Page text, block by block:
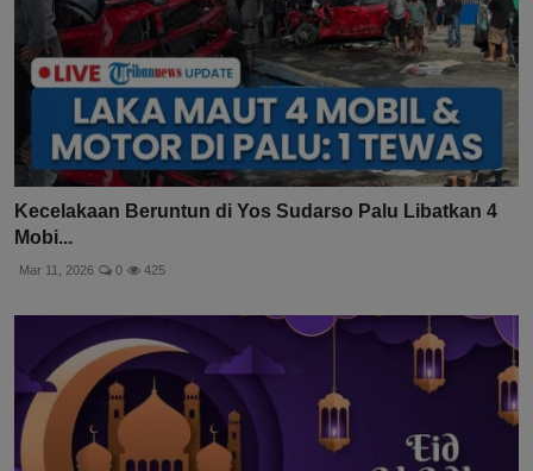
Kecelakaan Beruntun di Yos Sudarso Palu Libatkan 4
Mobi...
Mar 11, 2026 0 425